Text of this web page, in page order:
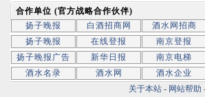
合作单位 (官方战略合作伙伴)
扬子晚报
白酒招商网 酒水网招商
扬子晚报
在线登报 南京登报
扬子晚报广告
新华日报 南京电梯
酒水名录
酒水网 酒水企业
关于本站 - 网站帮助